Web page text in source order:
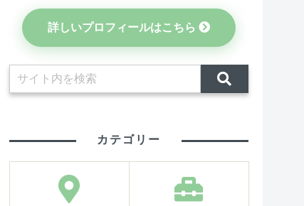
詳しいプロフィールはこちら
カテゴリー